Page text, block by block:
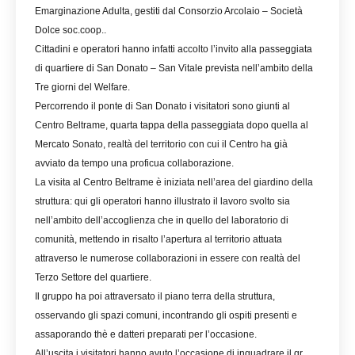
Emarginazione Adulta, gestiti dal Consorzio Arcolaio – Società
Dolce soc.coop..
Cittadini e operatori hanno infatti accolto l’invito alla passeggiata
di quartiere di San Donato – San Vitale prevista nell’ambito della
Tre giorni del Welfare.
Percorrendo il ponte di San Donato i visitatori sono giunti al
Centro Beltrame, quarta tappa della passeggiata dopo quella al
Mercato Sonato, realtà del territorio con cui il Centro ha già
avviato da tempo una proficua collaborazione.
La visita al Centro Beltrame è iniziata nell’area del giardino della
struttura: qui gli operatori hanno illustrato il lavoro svolto sia
nell’ambito dell’accoglienza che in quello del laboratorio di
comunità, mettendo in risalto l’apertura al territorio attuata
attraverso le numerose collaborazioni in essere con realtà del
Terzo Settore del quartiere.
Il gruppo ha poi attraversato il piano terra della struttura,
osservando gli spazi comuni, incontrando gli ospiti presenti e
assaporando thè e datteri preparati per l’occasione.